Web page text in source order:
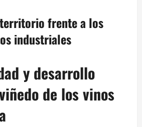
frente a los
industriales
y desarrollo
de los vinos